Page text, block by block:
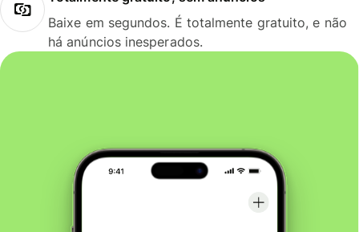
Baixe em segundos. É totalmente gratuito, e não
há anúncios inesperados.